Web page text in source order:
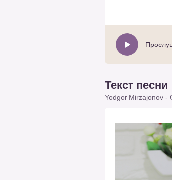
Текст песни
Yodgor Mirzajonov -